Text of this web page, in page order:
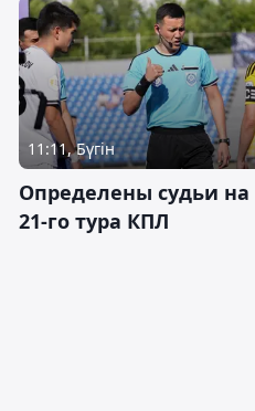
11:11, Бүгін
Определены судьи
21-го тура КПЛ